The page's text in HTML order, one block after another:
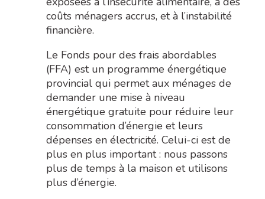
coûts ménagers accrus, et à l’instabilité
financière.
Le Fonds pour des frais abordables
(FFA) est un programme énergétique
provincial qui permet aux ménages de
demander une mise à niveau
énergétique gratuite pour réduire leur
consommation d’énergie et leurs
dépenses en électricité. Celui-ci est de
plus en plus important : nous passons
plus de temps à la maison et utilisons
plus d’énergie.